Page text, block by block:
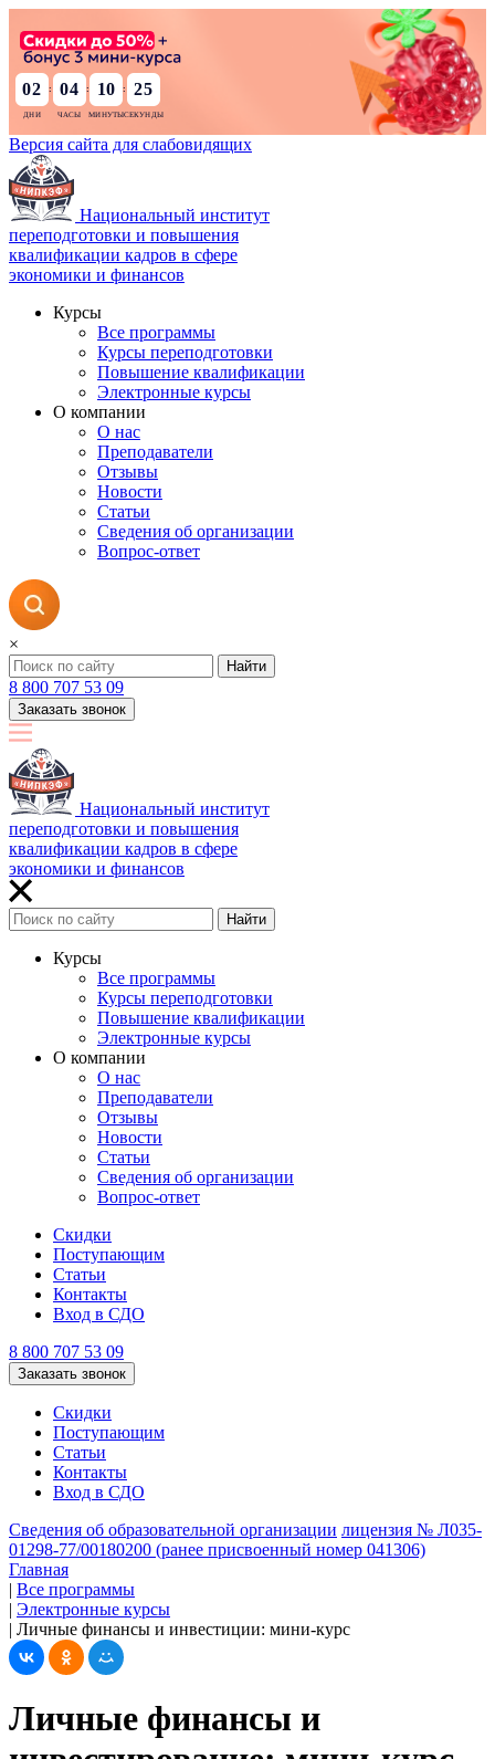
02 : 04 : 10 : 23
Версия сайта для слабовидящих
Национальный институт
переподготовки и повышения
квалификации кадров в сфере
экономики и финансов
Курсы
Все программы
Курсы переподготовки
Повышение квалификации
Электронные курсы
О компании
О нас
Преподаватели
Отзывы
Новости
Статьи
Сведения об организации
Вопрос-ответ
×
Найти
8 800 707 53 09
Заказать звонок
Национальный институт
переподготовки и повышения
квалификации кадров в сфере
экономики и финансов
Найти
Курсы
Все программы
Курсы переподготовки
Повышение квалификации
Электронные курсы
О компании
О нас
Преподаватели
Отзывы
Новости
Статьи
Сведения об организации
Вопрос-ответ
Скидки
Поступающим
Статьи
Контакты
Вход в СДО
8 800 707 53 09
Заказать звонок
Скидки
Поступающим
Статьи
Контакты
Вход в СДО
Сведения об образовательной организации лицензия № Л035-
01298-77/00180200 (ранее присвоенный номер 041306)
Главная
| Все программы
| Электронные курсы
| Личные финансы и инвестиции: мини-курс
Личные финансы и